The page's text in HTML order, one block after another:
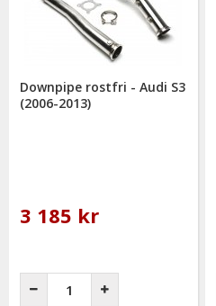
Downpipe rostfri - Audi S3
(2006-2013)
3 185 kr